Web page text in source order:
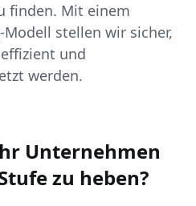
finden. Mit einem
stellen wir sicher,
und
werden.
Unternehmen
zu heben?